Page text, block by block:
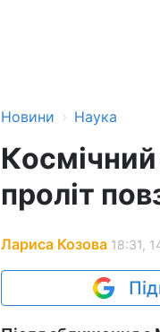
Новини › Наука
проліт
Лариса Козова 18:31,